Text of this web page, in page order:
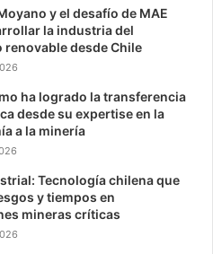
y el desafío de MAE
la industria del
renovable desde Chile
ha logrado la transferencia
desde su expertise en la
a la minería
Tecnología chilena que
y tiempos en
mineras críticas